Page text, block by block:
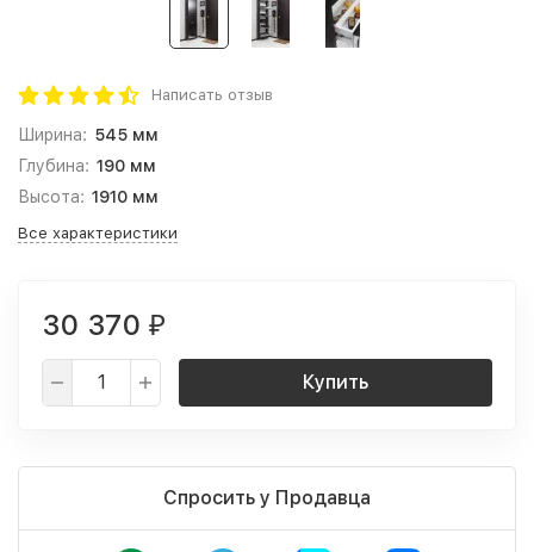
Написать отзыв
Ширина: 545 мм
Глубина: 190 мм
Высота: 1910 мм
Все характеристики
30 370 ₽
Купить
Спросить у Продавца